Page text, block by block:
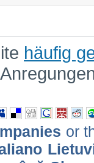
häufig
or